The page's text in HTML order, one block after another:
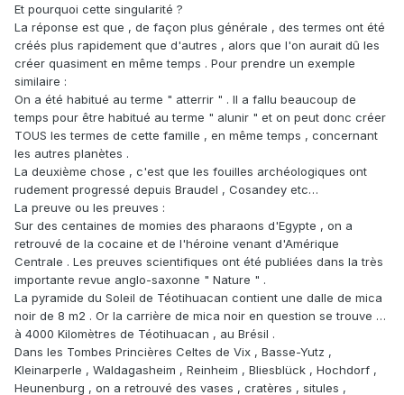
Et pourquoi cette singularité ?
La réponse est que , de façon plus générale , des termes ont été
créés plus rapidement que d'autres , alors que l'on aurait dû les
créer quasiment en même temps . Pour prendre un exemple
similaire :
On a été habitué au terme " atterrir " . Il a fallu beaucoup de
temps pour être habitué au terme " alunir " et on peut donc créer
TOUS les termes de cette famille , en même temps , concernant
les autres planètes .
La deuxième chose , c'est que les fouilles archéologiques ont
rudement progressé depuis Braudel , Cosandey etc…
La preuve ou les preuves :
Sur des centaines de momies des pharaons d'Egypte , on a
retrouvé de la cocaine et de l'héroine venant d'Amérique
Centrale . Les preuves scientifiques ont été publiées dans la très
importante revue anglo-saxonne " Nature " .
La pyramide du Soleil de Téotihuacan contient une dalle de mica
noir de 8 m2 . Or la carrière de mica noir en question se trouve …
à 4000 Kilomètres de Téotihuacan , au Brésil .
Dans les Tombes Princières Celtes de Vix , Basse-Yutz ,
Kleinarperle , Waldagasheim , Reinheim , Bliesblück , Hochdorf ,
Heunenburg , on a retrouvé des vases , cratères , situles ,